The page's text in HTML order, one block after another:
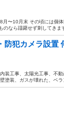
〜10月末 その頃には個
なら躊躇せず刺してきま
防犯カメラ設置
装工事、太陽光工事、不
塗装、ガスが壊れた、ベラ